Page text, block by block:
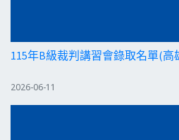
115年B級裁判講習會錄取名單(高
2026-06-11